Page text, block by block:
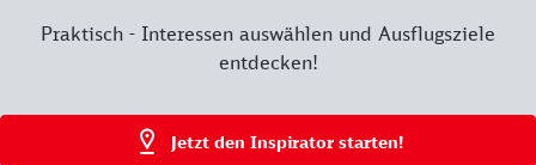
Praktisch - Interessen auswählen und Ausflugsziele
entdecken!
Jetzt den Inspirator starten!